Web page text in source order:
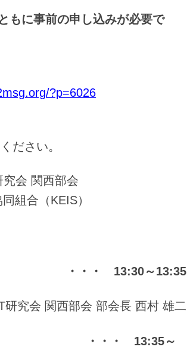
もに事前の申し込みが必要で
?p=6026
ださい。
関西部会
（KEIS）
13:30～13:35
研究会 関西部会 部会長 西村 雄二
・ 13:35～